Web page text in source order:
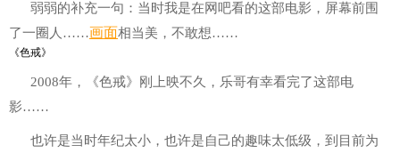
弱弱的补充一句：当时我是在网吧看的这部电影，屏幕前围
了一圈人……画面相当美，不敢想……
《色戒》
2008年，《色戒》刚上映不久，乐哥有幸看完了这部电
影……
也许是当时年纪太小，也许是自己的趣味太低级，到目前为